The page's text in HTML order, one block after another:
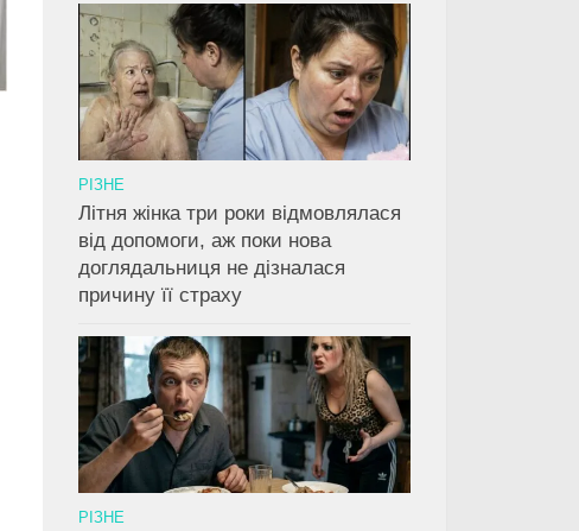
РІЗНЕ
Літня жінка три роки відмовлялася
від допомоги, аж поки нова
доглядальниця не дізналася
причину її страху
РІЗНЕ